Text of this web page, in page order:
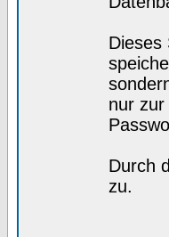
Dieses
nur
Durch
zu.